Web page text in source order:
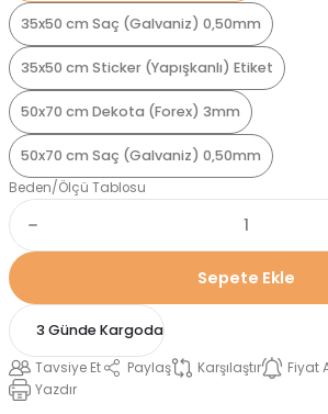
35x50 cm Saç (Galvaniz) 0,50mm
35x50 cm Sticker (Yapışkanlı) Etiket
50x70 cm Dekota (Forex) 3mm
50x70 cm Saç (Galvaniz) 0,50mm
Beden/Ölçü Tablosu
Sepete Ekle
3 Günde Kargoda
Tavsiye Et Paylaş Karşılaştır Fiyat
Yazdır